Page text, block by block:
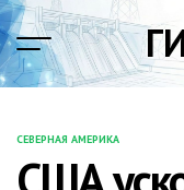
Перейти
к
содержимому
ОПУБЛИКОВАНО
СЕВЕРНАЯ АМЕРИКА